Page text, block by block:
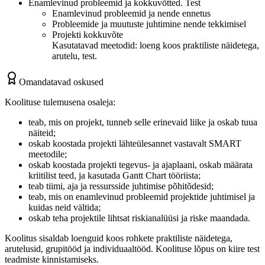
Enamlevinud probleemid ja kokkuvõtted. Test
Enamlevinud probleemid ja nende ennetus
Probleemide ja muutuste juhtimine nende tekkimisel
Projekti kokkuvõte
Kasutatavad meetodid: loeng koos praktiliste näidetega,
arutelu, test.
Omandatavad oskused
Koolituse tulemusena osaleja:
teab, mis on projekt, tunneb selle erinevaid liike ja oskab tuua
näiteid;
oskab koostada projekti lähteülesannet vastavalt SMART
meetodile;
oskab koostada projekti tegevus- ja ajaplaani, oskab määrata
kriitilist teed, ja kasutada Gantt Chart tööriista;
teab tiimi, aja ja ressursside juhtimise põhitõdesid;
teab, mis on enamlevinud probleemid projektide juhtimisel ja
kuidas neid vältida;
oskab teha projektile lihtsat riskianalüüsi ja riske maandada.
Koolitus sisaldab loenguid koos rohkete praktiliste näidetega,
arutelusid, grupitööd ja individuaaltööd. Koolituse lõpus on kiire test
teadmiste kinnistamiseks.